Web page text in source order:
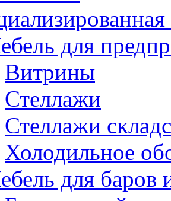
для
Витрины
Стеллажи
Стеллажи
Холодильное
для баров